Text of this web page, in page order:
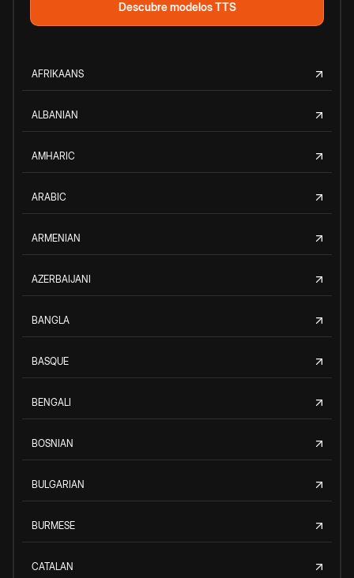
Descubre modelos TTS
AFRIKAANS
ALBANIAN
AMHARIC
ARABIC
ARMENIAN
AZERBAIJANI
BANGLA
BASQUE
BENGALI
BOSNIAN
BULGARIAN
BURMESE
CATALAN